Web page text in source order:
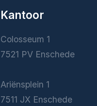
Kantoor
Colosseum 1
7521 PV Enschede
Ariënsplein 1
7511 JX Enschede